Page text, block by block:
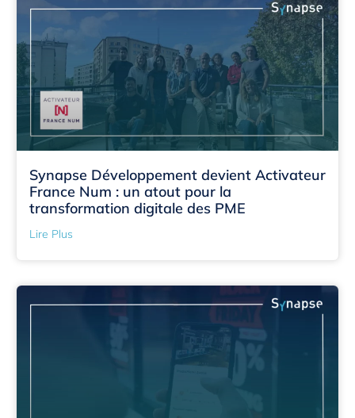
Synapse Développement devient Activateur
France Num : un atout pour la
transformation digitale des PME
Lire Plus